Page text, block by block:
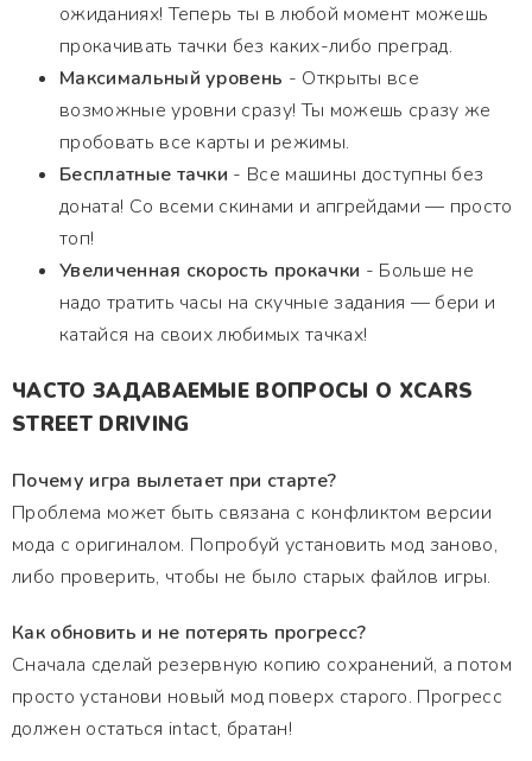
ожиданиях! Теперь ты в любой момент можешь
прокачивать тачки без каких-либо преград.
Максимальный уровень - Открыты все
возможные уровни сразу! Ты можешь сразу же
пробовать все карты и режимы.
Бесплатные тачки - Все машины доступны без
доната! Со всеми скинами и апгрейдами — просто
топ!
Увеличенная скорость прокачки - Больше не
надо тратить часы на скучные задания — бери и
катайся на своих любимых тачках!
ЧАСТО ЗАДАВАЕМЫЕ ВОПРОСЫ О XCARS
STREET DRIVING
Почему игра вылетает при старте?
Проблема может быть связана с конфликтом версии
мода с оригиналом. Попробуй установить мод заново,
либо проверить, чтобы не было старых файлов игры.
Как обновить и не потерять прогресс?
Сначала сделай резервную копию сохранений, а потом
просто установи новый мод поверх старого. Прогресс
должен остаться intact, братан!